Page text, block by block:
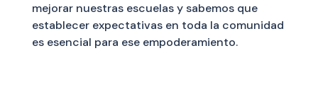
mejorar nuestras escuelas y sabemos que
establecer expectativas en toda la comunidad
es esencial para ese empoderamiento.